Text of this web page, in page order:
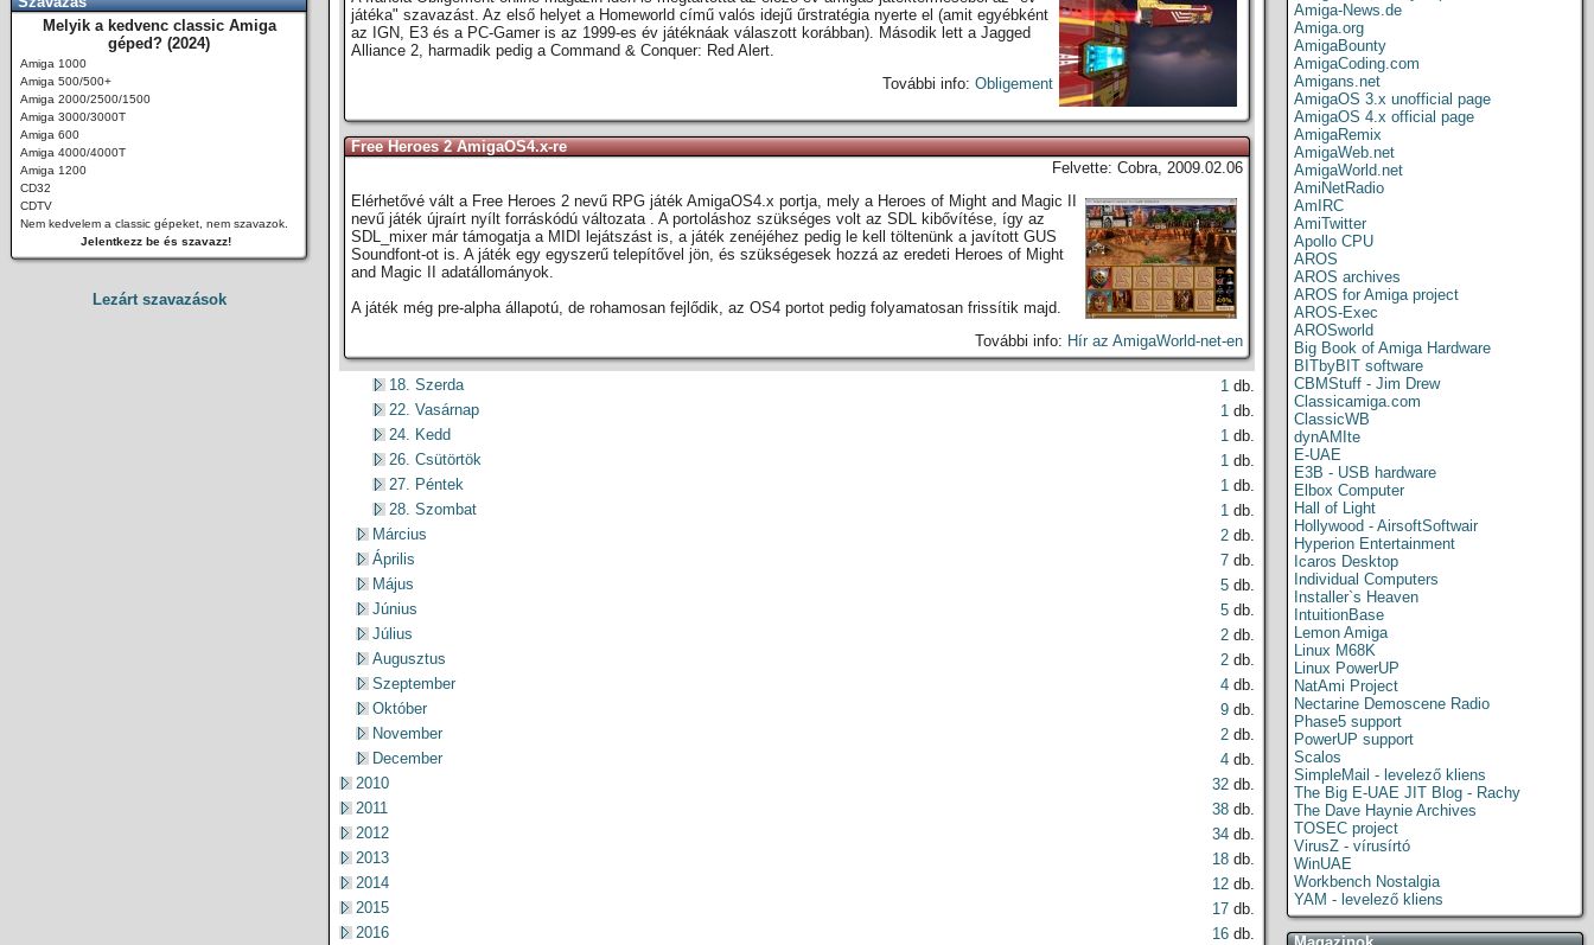
Melyik a kedvenc classic Amiga
géped? (2024)
Amiga 1000
Amiga 500/500+
Amiga 2000/2500/1500
Amiga 3000/3000T
Amiga 600
Amiga 4000/4000T
Amiga 1200
CD32
CDTV
Nem kedvelem a classic gépeket, nem szavazok.
Jelentkezz be és szavazz!
Lezárt szavazások
játéka" szavazást. Az első helyet a Homeworld című valós idejű űrstratégia nyerte el (amit egyébként
az IGN, E3 és a PC-Gamer is az 1999-es év játéknáak válaszott korábban). Második lett a Jagged
Alliance 2, harmadik pedig a Command & Conquer: Red Alert.
További info: Obligement
Free Heroes 2 AmigaOS4.x-re
Felvette: Cobra, 2009.02.06
Elérhetővé vált a Free Heroes 2 nevű RPG játék AmigaOS4.x portja, mely a Heroes of Might and Magic II
nevű játék újraírt nyílt forráskódú változata . A portoláshoz szükséges volt az SDL kibővítése, így az
SDL_mixer már támogatja a MIDI lejátszást is, a játék zenéjéhez pedig le kell töltenünk a javított GUS
Soundfont-ot is. A játék egy egyszerű telepítővel jön, és szükségesek hozzá az eredeti Heroes of Might
and Magic II adatállományok.
A játék még pre-alpha állapotú, de rohamosan fejlődik, az OS4 portot pedig folyamatosan frissítik majd.
További info: Hír az AmigaWorld-net-en
18. Szerda 1 db.
22. Vasárnap
1 db.
24. Kedd
1 db.
26. Csütörtök
1 db.
27. Péntek
1 db.
28. Szombat
1 db.
Március
2 db.
Április
7 db.
Május
5 db.
Június
5 db.
Július
2 db.
Augusztus
2 db.
Szeptember
4 db.
Október
9 db.
November
2 db.
December
4 db.
2010
32 db.
2011
38 db.
2012
34 db.
2013
18 db.
2014
12 db.
2015
17 db.
2016
16 db.
Amiga-News.de
Amiga.org
AmigaBounty
AmigaCoding.com
Amigans.net
AmigaOS 3.x unofficial page
AmigaOS 4.x official page
AmigaRemix
AmigaWeb.net
AmigaWorld.net
AmiNetRadio
AmIRC
AmiTwitter
Apollo CPU
AROS
AROS archives
AROS for Amiga project
AROS-Exec
AROSworld
Big Book of Amiga Hardware
BITbyBIT software
CBMStuff - Jim Drew
Classicamiga.com
ClassicWB
dynAMIte
E-UAE
E3B - USB hardware
Elbox Computer
Hall of Light
Hollywood - AirsoftSoftwair
Hyperion Entertainment
Icaros Desktop
Individual Computers
Installer`s Heaven
IntuitionBase
Lemon Amiga
Linux M68K
Linux PowerUP
NatAmi Project
Nectarine Demoscene Radio
Phase5 support
PowerUP support
Scalos
SimpleMail - levelező kliens
The Big E-UAE JIT Blog - Rachy
The Dave Haynie Archives
TOSEC project
VirusZ - vírusírtó
WinUAE
Workbench Nostalgia
YAM - levelező kliens